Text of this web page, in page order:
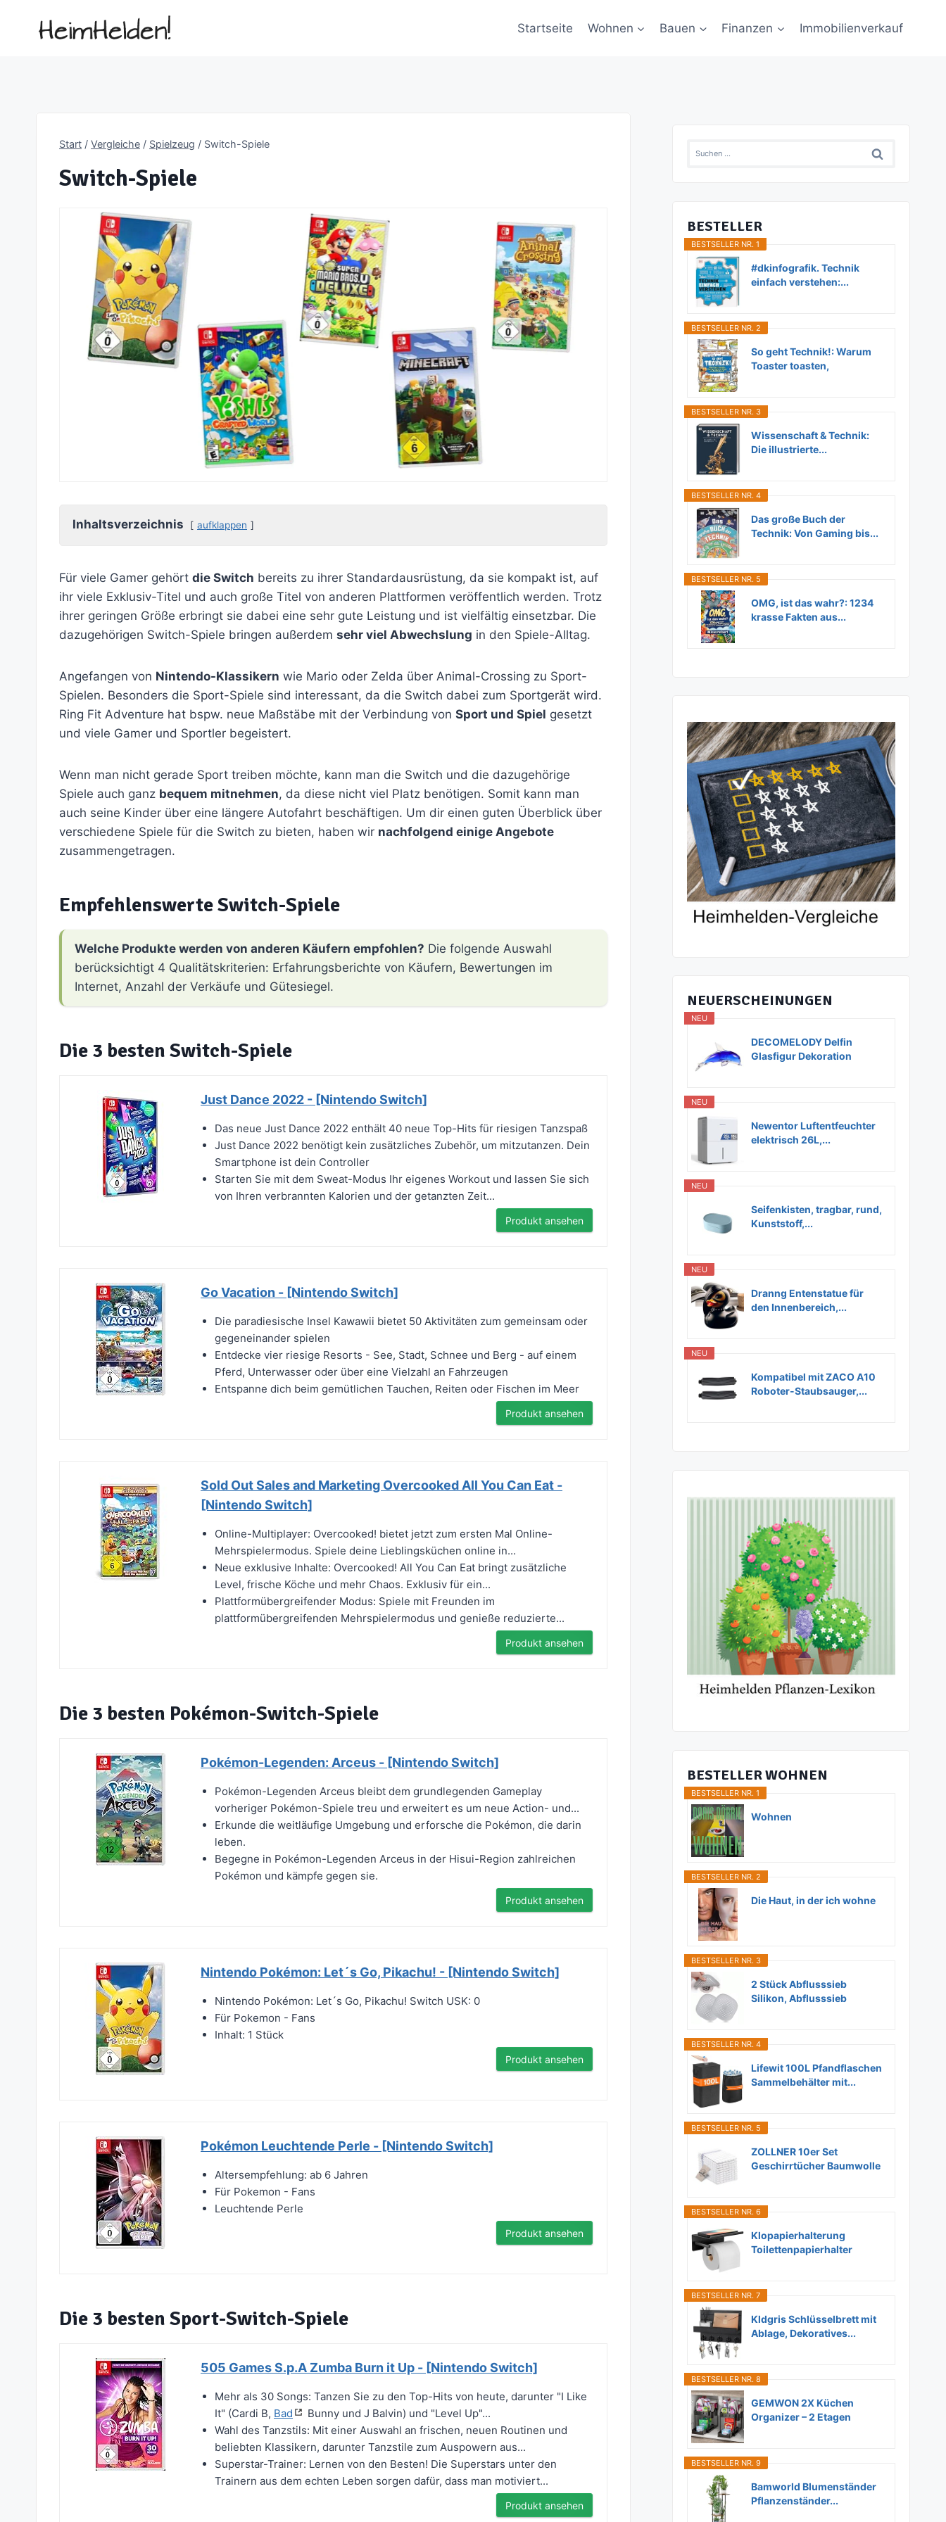
Startseite Wohnen Bauen Finanzen Immobilienverkauf
Start / Vergleiche / Spielzeug / Switch-Spiele
Switch-Spiele
Inhaltsverzeichnis aufklappen
Für viele Gamer gehört die Switch bereits zu ihrer Standardausrüstung, da sie kompakt ist, auf
ihr viele Exklusiv-Titel und auch große Titel von anderen Plattformen veröffentlich werden. Trotz
ihrer geringen Größe erbringt sie dabei eine sehr gute Leistung und ist vielfältig einsetzbar. Die
dazugehörigen Switch-Spiele bringen außerdem sehr viel Abwechslung in den Spiele-Alltag.
Angefangen von Nintendo-Klassikern wie Mario oder Zelda über Animal-Crossing zu Sport-
Spielen. Besonders die Sport-Spiele sind interessant, da die Switch dabei zum Sportgerät wird.
Ring Fit Adventure hat bspw. neue Maßstäbe mit der Verbindung von Sport und Spiel gesetzt
und viele Gamer und Sportler begeistert.
Wenn man nicht gerade Sport treiben möchte, kann man die Switch und die dazugehörige
Spiele auch ganz bequem mitnehmen, da diese nicht viel Platz benötigen. Somit kann man
auch seine Kinder über eine längere Autofahrt beschäftigen. Um dir einen guten Überblick über
verschiedene Spiele für die Switch zu bieten, haben wir nachfolgend einige Angebote
zusammengetragen.
Empfehlenswerte Switch-Spiele
Welche Produkte werden von anderen Käufern empfohlen? Die folgende Auswahl
berücksichtigt 4 Qualitätskriterien: Erfahrungsberichte von Käufern, Bewertungen im
Internet, Anzahl der Verkäufe und Gütesiegel.
Die 3 besten Switch-Spiele
Just Dance 2022 - [Nintendo Switch]
Das neue Just Dance 2022 enthält 40 neue Top-Hits für riesigen Tanzspaß
Just Dance 2022 benötigt kein zusätzliches Zubehör, um mitzutanzen. Dein
Smartphone ist dein Controller
Starten Sie mit dem Sweat-Modus Ihr eigenes Workout und lassen Sie sich
von Ihren verbrannten Kalorien und der getanzten Zeit...
Produkt ansehen
Go Vacation - [Nintendo Switch]
Die paradiesische Insel Kawawii bietet 50 Aktivitäten zum gemeinsam oder
gegeneinander spielen
Entdecke vier riesige Resorts - See, Stadt, Schnee und Berg - auf einem
Pferd, Unterwasser oder über eine Vielzahl an Fahrzeugen
Entspanne dich beim gemütlichen Tauchen, Reiten oder Fischen im Meer
Produkt ansehen
Sold Out Sales and Marketing Overcooked All You Can Eat -
[Nintendo Switch]
Online-Multiplayer: Overcooked! bietet jetzt zum ersten Mal Online-
Mehrspielermodus. Spiele deine Lieblingsküchen online in...
Neue exklusive Inhalte: Overcooked! All You Can Eat bringt zusätzliche
Level, frische Köche und mehr Chaos. Exklusiv für ein...
Plattformübergreifender Modus: Spiele mit Freunden im
plattformübergreifenden Mehrspielermodus und genieße reduzierte...
Produkt ansehen
Die 3 besten Pokémon-Switch-Spiele
Pokémon-Legenden: Arceus - [Nintendo Switch]
Pokémon-Legenden Arceus bleibt dem grundlegenden Gameplay
vorheriger Pokémon-Spiele treu und erweitert es um neue Action- und...
Erkunde die weitläufige Umgebung und erforsche die Pokémon, die darin
leben.
Begegne in Pokémon-Legenden Arceus in der Hisui-Region zahlreichen
Pokémon und kämpfe gegen sie.
Produkt ansehen
Nintendo Pokémon: Let´s Go, Pikachu! - [Nintendo Switch]
Nintendo Pokémon: Let´s Go, Pikachu! Switch USK: 0
Für Pokemon - Fans
Inhalt: 1 Stück
Produkt ansehen
Pokémon Leuchtende Perle - [Nintendo Switch]
Altersempfehlung: ab 6 Jahren
Für Pokemon - Fans
Leuchtende Perle
Produkt ansehen
Die 3 besten Sport-Switch-Spiele
505 Games S.p.A Zumba Burn it Up - [Nintendo Switch]
Mehr als 30 Songs: Tanzen Sie zu den Top-Hits von heute, darunter "I Like
It" (Cardi B, Bad
Bunny und J Balvin) und "Level Up"...
Wahl des Tanzstils: Mit einer Auswahl an frischen, neuen Routinen und
beliebten Klassikern, darunter Tanzstile zum Auspowern aus...
Superstar-Trainer: Lernen von den Besten! Die Superstars unter den
Trainern aus dem echten Leben sorgen dafür, dass man motiviert...
Produkt ansehen
Suchen
BESTELLER
BESTSELLER NR. 1
#dkinfografik. Technik
einfach verstehen:...
BESTSELLER NR. 2
So geht Technik!: Warum
Toaster toasten,
BESTSELLER NR. 3
Wissenschaft & Technik:
Die illustrierte...
BESTSELLER NR. 4
Das große Buch der
Technik: Von Gaming bis...
BESTSELLER NR. 5
OMG, ist das wahr?: 1234
krasse Fakten aus...
NEUERSCHEINUNGEN
NEU
DECOMELODY Delfin
Glasfigur Dekoration
NEU
Newentor Luftentfeuchter
elektrisch 26L,...
NEU
Seifenkisten, tragbar, rund,
Kunststoff,...
NEU
Dranng Entenstatue für
den Innenbereich,...
NEU
Kompatibel mit ZACO A10
Roboter-Staubsauger,...
BESTELLER WOHNEN
BESTSELLER NR. 1
Wohnen
BESTSELLER NR. 2
Die Haut, in der ich wohne
BESTSELLER NR. 3
2 Stück Abflusssieb
Silikon, Abflusssieb
BESTSELLER NR. 4
Lifewit 100L Pfandflaschen
Sammelbehälter mit...
BESTSELLER NR. 5
ZOLLNER 10er Set
Geschirrtücher Baumwolle
BESTSELLER NR. 6
Klopapierhalterung
Toilettenpapierhalter
BESTSELLER NR. 7
Kldgris Schlüsselbrett mit
Ablage, Dekoratives...
BESTSELLER NR. 8
GEMWON 2X Küchen
Organizer – 2 Etagen
BESTSELLER NR. 9
Bamworld Blumenständer
Pflanzenständer...